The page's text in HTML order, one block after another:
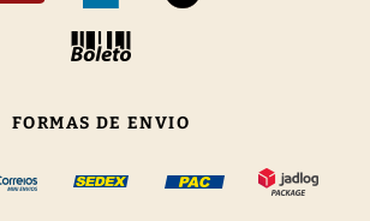
FORMAS DE ENVIO